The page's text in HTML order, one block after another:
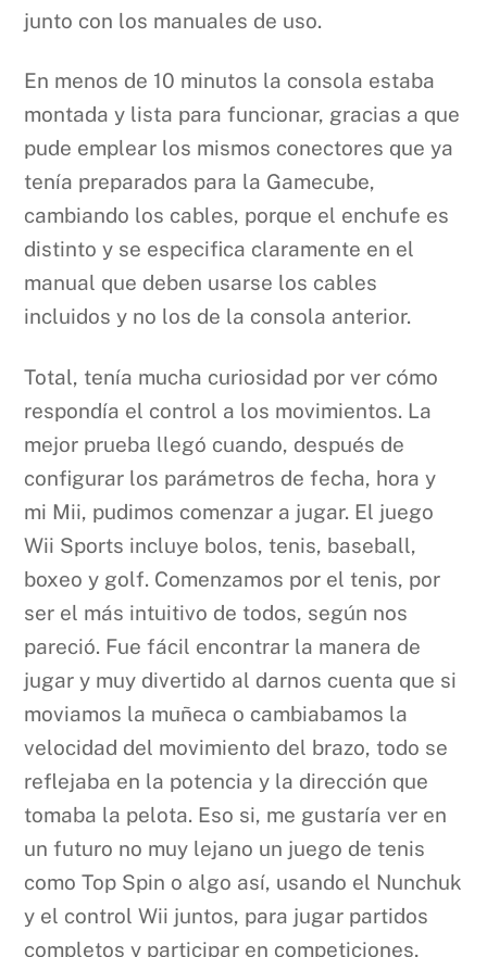
junto con los manuales de uso.
En menos de 10 minutos la consola estaba
montada y lista para funcionar, gracias a que
pude emplear los mismos conectores que ya
tenía preparados para la Gamecube,
cambiando los cables, porque el enchufe es
distinto y se especifica claramente en el
manual que deben usarse los cables
incluidos y no los de la consola anterior.
Total, tenía mucha curiosidad por ver cómo
respondía el control a los movimientos. La
mejor prueba llegó cuando, después de
configurar los parámetros de fecha, hora y
mi Mii, pudimos comenzar a jugar. El juego
Wii Sports incluye bolos, tenis, baseball,
boxeo y golf. Comenzamos por el tenis, por
ser el más intuitivo de todos, según nos
pareció. Fue fácil encontrar la manera de
jugar y muy divertido al darnos cuenta que si
moviamos la muñeca o cambiabamos la
velocidad del movimiento del brazo, todo se
reflejaba en la potencia y la dirección que
tomaba la pelota. Eso si, me gustaría ver en
un futuro no muy lejano un juego de tenis
como Top Spin o algo así, usando el Nunchuk
y el control Wii juntos, para jugar partidos
completos y participar en competiciones,